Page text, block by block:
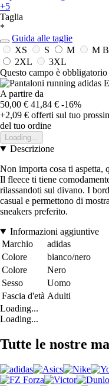
+5
Taglia
*
Guida alle taglie
XS
S M M
2XL
3XL
Questo campo è obbligatorio
A partire da
50,00 € 41,84 € -16%
+2,09 € offerti sul tuo
del tuo ordine
Loading...
Descrizione
Non importa cosa ti aspetta,
Il fleece ti tiene
rilassandoti sul divano. I
casual e permettono di
sneakers preferito.
Informazioni aggiuntive
Marchio
adidas
Colore
bianco/nero
Colore
Nero
Sesso
Uomo
Fascia d'età Adulti
Loading...
Loading...
Tutte le nostre